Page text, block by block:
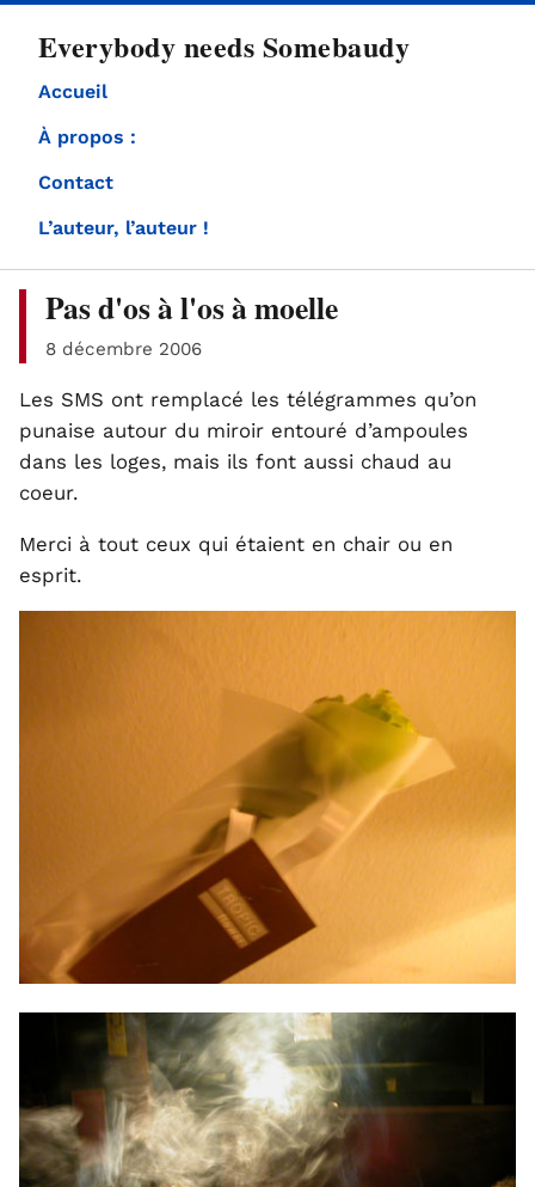
Everybody needs Somebaudy
Accueil
À propos :
Contact
L’auteur, l’auteur !
Pas d'os à l'os à moelle
8 décembre 2006
Les SMS ont remplacé les télégrammes qu’on
punaise autour du miroir entouré d’ampoules
dans les loges, mais ils font aussi chaud au
coeur.
Merci à tout ceux qui étaient en chair ou en
esprit.